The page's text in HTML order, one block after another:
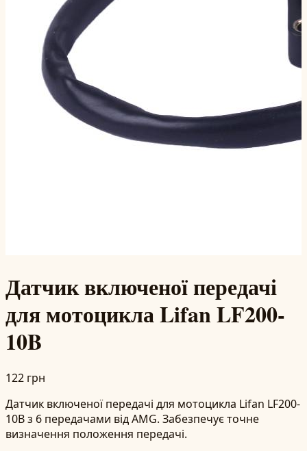
Датчик включеної передачі
для мотоцикла Lifan LF200-
10B
122 грн
Датчик включеної передачі для мотоцикла Lifan LF200-
10B з 6 передачами від AMG. Забезпечує точне
визначення положення передачі.